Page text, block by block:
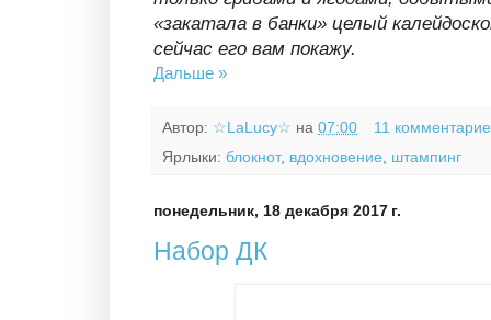
«закатала в банки» целый
сейчас его вам покажу.
Дальше »
Автор: ☆LaLucy☆ на 07:00
11
Ярлыки: блокнот, вдохновение штампинг
понедельник, 18 декабря 2017 г.
Набор ДК